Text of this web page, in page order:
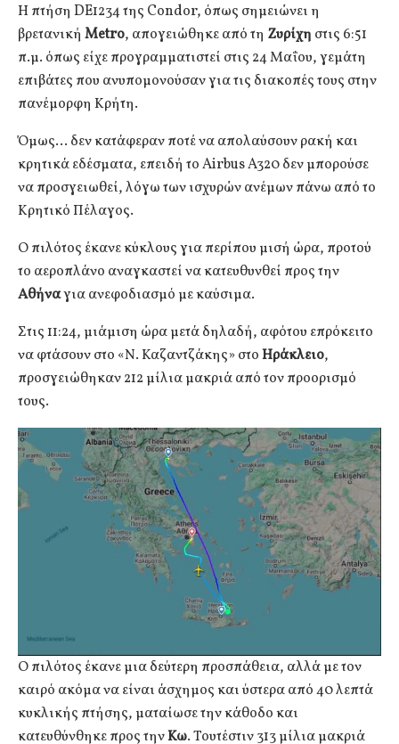
Η πτήση DE1234 της Condor, όπως σημειώνει η
βρετανική Metro, απογειώθηκε από τη Ζυρίχη στις 6:51
π.μ. όπως είχε προγραμματιστεί στις 24 Μαΐου, γεμάτη
επιβάτες που ανυπομονούσαν για τις διακοπές τους στην
πανέμορφη Κρήτη.
Όμως… δεν κατάφεραν ποτέ να απολαύσουν ρακή και
κρητικά εδέσματα, επειδή το Airbus A320 δεν μπορούσε
να προσγειωθεί, λόγω των ισχυρών ανέμων πάνω από το
Κρητικό Πέλαγος.
Ο πιλότος έκανε κύκλους για περίπου μισή ώρα, προτού
το αεροπλάνο αναγκαστεί να κατευθυνθεί προς την
Αθήναγια ανεφοδιασμό με καύσιμα.
Στις 11:24, μιάμιση ώρα μετά δηλαδή, αφότου επρόκειτο
να φτάσουν στο «Ν. Καζαντζάκης» στοΗράκλειο,
προσγειώθηκαν 212 μίλια μακριά από τον προορισμό
τους.
Ο πιλότος έκανε μια δεύτερη προσπάθεια, αλλά με τον
καιρό ακόμα να είναι άσχημος και ύστερα από 40 λεπτά
κυκλικής πτήσης, ματαίωσε την κάθοδο και
κατευθύνθηκε προς τηνΚω. Τουτέστιν 313 μίλια μακριά